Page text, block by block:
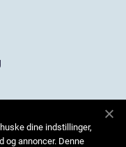
dine indstillinger,
og annoncer. Denne